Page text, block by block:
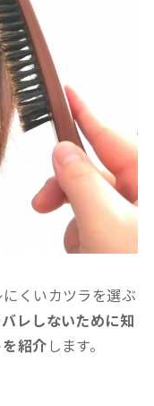
くいカツラを選ぶ
レしないために知
紹介 します。